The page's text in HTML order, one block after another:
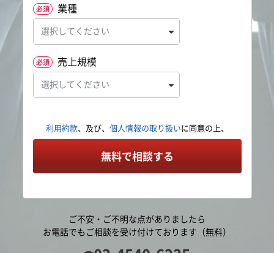
必須 業種
必須 売上規模
利用約款、及び、 個人情報の取り扱いに同意の上、
無料で相談する
ご不安・ご不明な点がありましたら
お電話でもご相談を受け付けております（無料）